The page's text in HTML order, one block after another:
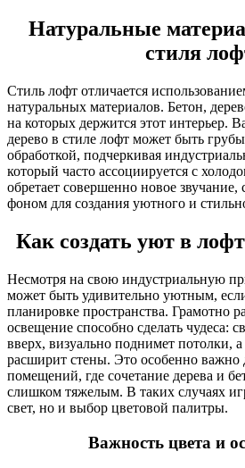
Натуральные
стиля
Стиль лофт отличается
натуральных материалов. Бетон,
на которых держится этот интерьер.
дерево в стиле лофт может быть
обработкой, подчеркивая
который часто ассоциируется с
обретает совершенно новое звучание,
фоном для создания уютного и
Как создать уют в
Несмотря на свою индустриальную
может быть удивительно уютным,
планировке пространства. Грамотно
освещение способно сделать чудеса:
вверх, визуально поднимет потолки,
расширит стены. Это особенно важно
помещений, где сочетание дерева и
слишком тяжелым. В таких случаях
свет, но и выбор цветовой палитры.
Важность цвета и